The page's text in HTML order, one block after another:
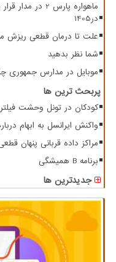
ماهواره پارس
در1405
علت تا درمان قطعی ریزش
شما نظر بدهید
موبایل در مدارس
پربحث ترین ها
کودکان در تونل وحشت
واکنش ایرانسل به ابهام
مراکز داده قربانی پنهان
برنامه B همیشگی
جدیدترین ها